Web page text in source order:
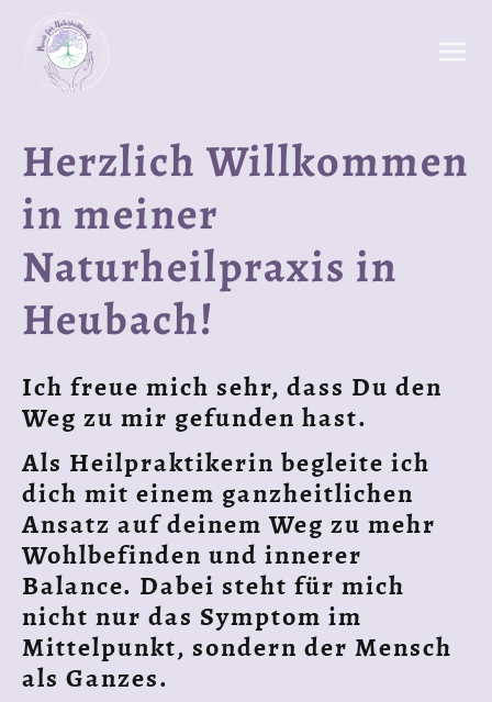
Herzlich Willkommen
in meiner
Naturheilpraxis in
Heubach!
Ich freue mich sehr, dass Du den
Weg zu mir gefunden hast.
Als Heilpraktikerin begleite ich
dich mit einem ganzheitlichen
Ansatz auf deinem Weg zu mehr
Wohlbefinden und innerer
Balance. Dabei steht für mich
nicht nur das Symptom im
Mittelpunkt, sondern der Mensch
als Ganzes.